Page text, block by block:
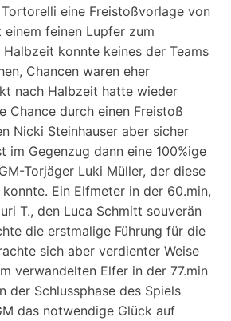
eine Freistoßvorlage von
feinen Lupfer zum
Halbzeit konnte keines der Teams
Chancen waren eher
nach Halbzeit hatte wieder
Chance durch einen Freistoß
Nicki Steinhauser aber sicher
im Gegenzug dann eine 100%ige
Torjäger Luki Müller, der diese
Ein Elfmeter in der 60.min,
T., den Luca Schmitt souverän
die erstmalige Führung für die
sich aber verdienter Weise
verwandelten Elfer in der 77.min
der Schlussphase des Spiels
das notwendige Glück auf